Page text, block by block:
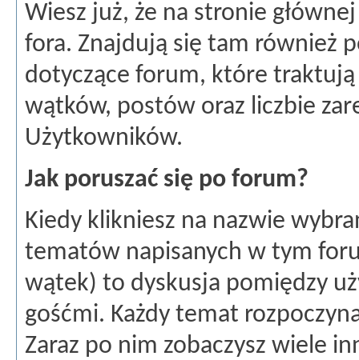
Wiesz już, że na stronie
fora. Znajdują się tam również
dotyczące forum, które
wątków, postów oraz liczbie
Użytkowników.
Jak poruszać się po forum?
Kiedy klikniesz na nazwie
tematów napisanych w tym
wątek) to dyskusja pomiędzy
gośćmi. Każdy temat
Zaraz po nim zobaczysz wiele